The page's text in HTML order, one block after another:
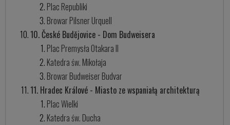
Plac Republiki
Browar Pilsner Urquell
10. České Budějovice - Dom Budweisera
Plac Premysła Otakara II
Katedra św. Mikołaja
Browar Budweiser Budvar
11. Hradec Králové - Miasto ze wspaniałą architekturą
Plac Wielki
Katedra św. Ducha